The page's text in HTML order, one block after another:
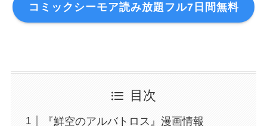
コミックシーモア読み放題フル7日間無料
目次
『鮮空のアルバトロス』漫画情報